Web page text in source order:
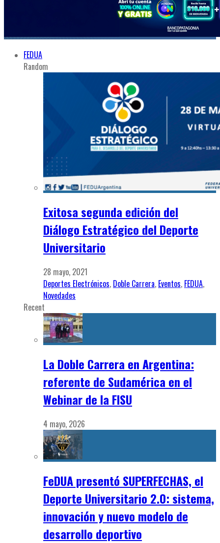
FEDUA
Random
Exitosa segunda edición del
Diálogo Estratégico del Deporte
Universitario
28 mayo, 2021
Deportes Electrónicos, Doble Carrera, Eventos, FEDUA,
Novedades
Recent
La Doble Carrera en Argentina:
referente de Sudamérica en el
Webinar de la FISU
4 mayo, 2026
FeDUA presentó SUPERFECHAS, el
Deporte Universitario 2.0: sistema,
innovación y nuevo modelo de
desarrollo deportivo